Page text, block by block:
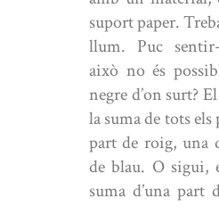
suport paper.
llum. Puc
això no és
negre d’on surt?
la suma de tots
part de roig, una
de blau. O sigui,
suma d’una part